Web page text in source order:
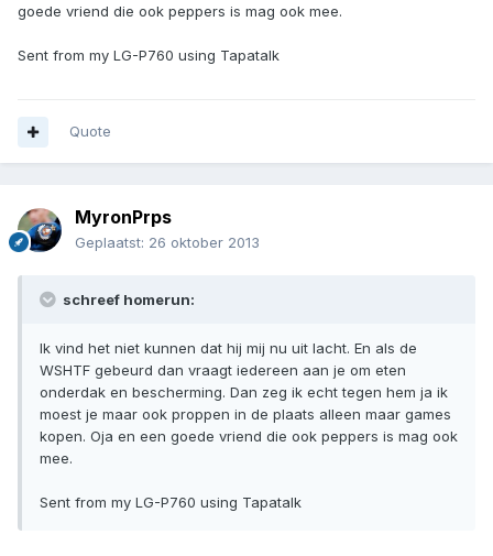
goede vriend die ook peppers is mag ook mee.
Sent from my LG-P760 using Tapatalk
Quote
MyronPrps
Geplaatst: 26 oktober 2013
schreef homerun:
Ik vind het niet kunnen dat hij mij nu uit lacht. En als de
WSHTF gebeurd dan vraagt iedereen aan je om eten
onderdak en bescherming. Dan zeg ik echt tegen hem ja ik
moest je maar ook proppen in de plaats alleen maar games
kopen. Oja en een goede vriend die ook peppers is mag ook
mee.
Sent from my LG-P760 using Tapatalk